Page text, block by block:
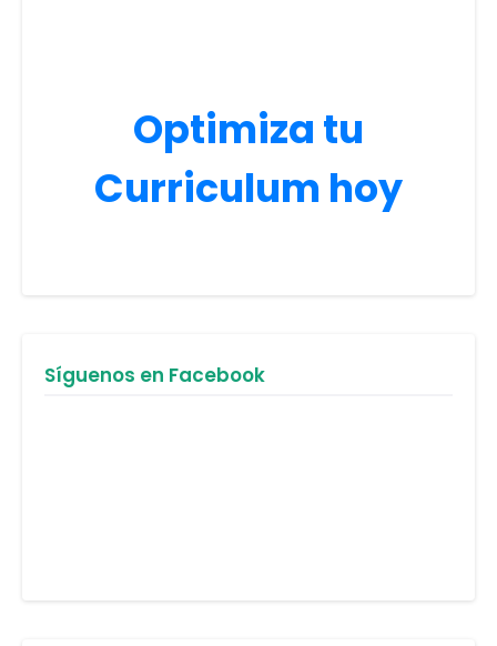
Optimiza tu
Curriculum hoy
Síguenos en Facebook